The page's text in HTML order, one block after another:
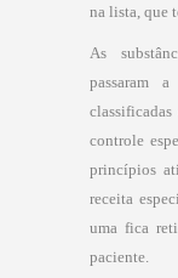
na lista, que
As
passaram
controle
princípios
receita
uma fica
paciente.